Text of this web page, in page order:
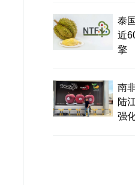
泰
近
擎
南
陆
强